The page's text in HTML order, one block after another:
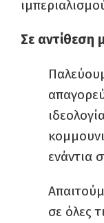
Σε αντίθεση
ενάντια
σε όλες